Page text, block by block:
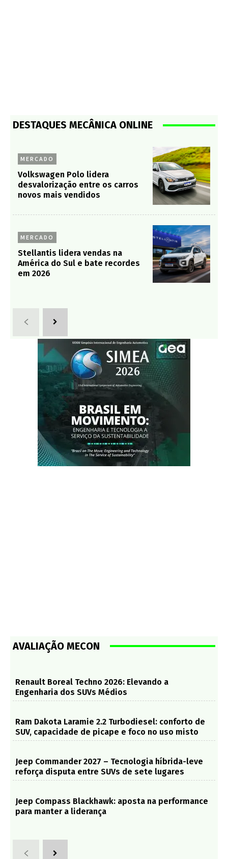
DESTAQUES MECÂNICA ONLINE
MERCADO
Volkswagen Polo lidera
desvalorização entre os carros
novos mais vendidos
MERCADO
Stellantis lidera vendas na
América do Sul e bate recordes
em 2026
AVALIAÇÃO MECON
Renault Boreal Techno 2026: Elevando a
Engenharia dos SUVs Médios
Ram Dakota Laramie 2.2 Turbodiesel: conforto de
SUV, capacidade de picape e foco no uso misto
Jeep Commander 2027 – Tecnologia híbrida-leve
reforça disputa entre SUVs de sete lugares
Jeep Compass Blackhawk: aposta na performance
para manter a liderança